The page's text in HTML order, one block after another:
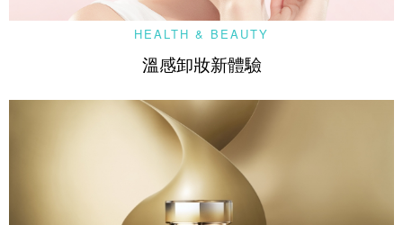
HEALTH & BEAUTY
溫感卸妝新體驗